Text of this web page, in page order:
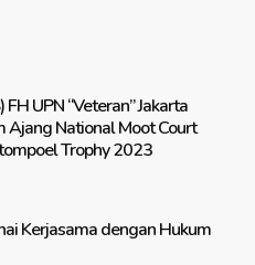
UPN “Veteran” Jakarta
Ajang National Moot Court
Trophy 2023
Kerjasama dengan Hukum